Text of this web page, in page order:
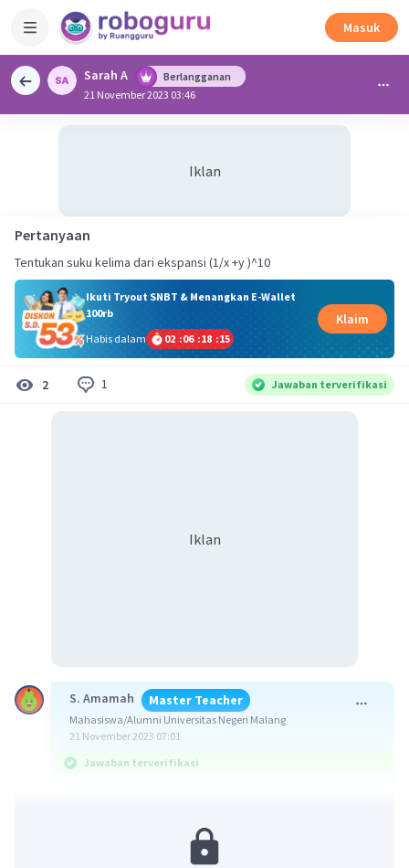
Masuk
Sarah A
Berlangganan
21 November 2023 03:46
Iklan
Pertanyaan
Tentukan suku kelima dari ekspansi (1/x +y )^10
Ikuti Tryout SNBT & Menangkan E-Wallet
100rb
Habis dalam
02 :06 :18 :15
Klaim
2 1 Jawaban terverifikasi
Iklan
S. Amamah Master Teacher
Mahasiswa/Alumni Universitas Negeri Malang
21 November 2023 07:01
Jawaban terverifikasi
perhatikan pembahasan terlampir